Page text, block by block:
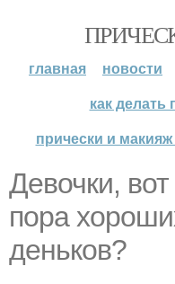
главная новости
как делать
прически и
Девочки,
пора
деньков?